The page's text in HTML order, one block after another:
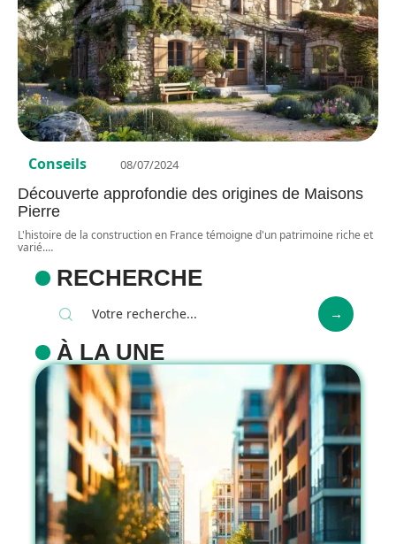
Conseils 08/07/2024
Découverte approfondie des origines de Maisons
Pierre
L'histoire de la construction en France témoigne d'un patrimoine riche et
varié.…
RECHERCHE
À LA UNE